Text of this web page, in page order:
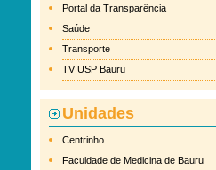
Portal da Transparência
Saúde
Transporte
TV USP Bauru
Unidades
Centrinho
Faculdade de Medicina de Bauru